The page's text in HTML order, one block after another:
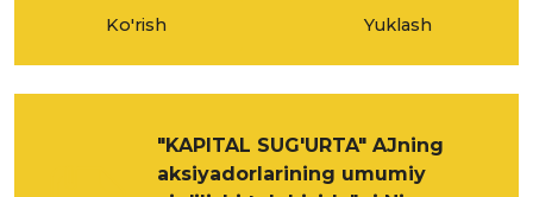
Ko'rish Yuklash
"KAPITAL SUG'URTA" AJning
aksiyadorlarining umumiy